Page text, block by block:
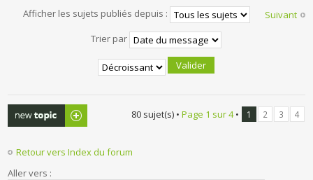
Suivant
Afficher les sujets publiés depuis :
Trier par
Publier un
nouveau sujet
80 sujet(s) • Page 1 sur4• 1 2 3 4
Retour vers Index du forum
Aller vers :